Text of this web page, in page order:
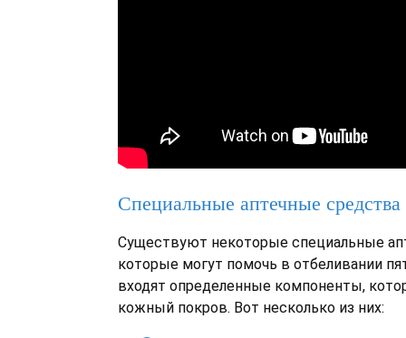
Специальные аптечные средства
Существуют некоторые специальные
которые могут помочь в отбеливании
входят определенные компоненты,
кожный покров. Вот несколько из них: